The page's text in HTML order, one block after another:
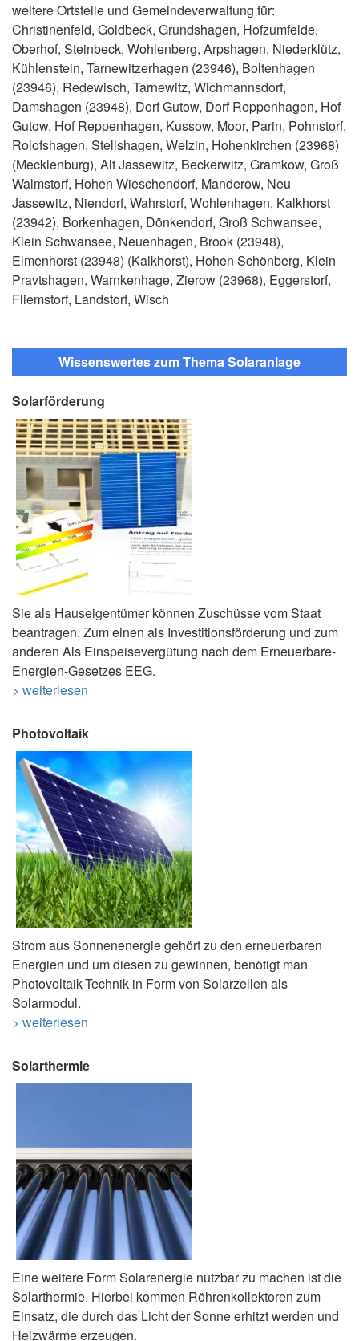
weitere Ortsteile und Gemeindeverwaltung für:
Christinenfeld, Goldbeck, Grundshagen, Hofzumfelde,
Oberhof, Steinbeck, Wohlenberg, Arpshagen, Niederklütz,
Kühlenstein, Tarnewitzerhagen (23946), Boltenhagen
(23946), Redewisch, Tarnewitz, Wichmannsdorf,
Damshagen (23948), Dorf Gutow, Dorf Reppenhagen, Hof
Gutow, Hof Reppenhagen, Kussow, Moor, Parin, Pohnstorf,
Rolofshagen, Stellshagen, Welzin, Hohenkirchen (23968)
(Mecklenburg), Alt Jassewitz, Beckerwitz, Gramkow, Groß
Walmstorf, Hohen Wieschendorf, Manderow, Neu
Jassewitz, Niendorf, Wahrstorf, Wohlenhagen, Kalkhorst
(23942), Borkenhagen, Dönkendorf, Groß Schwansee,
Klein Schwansee, Neuenhagen, Brook (23948),
Elmenhorst (23948) (Kalkhorst), Hohen Schönberg, Klein
Pravtshagen, Warnkenhage, Zierow (23968), Eggerstorf,
Fliemstorf, Landstorf, Wisch
Wissenswertes zum Thema Solaranlage
Solarförderung
Sie als Hauseigentümer können Zuschüsse vom Staat
beantragen. Zum einen als Investitionsförderung und zum
anderen Als Einspeisevergütung nach dem Erneuerbare-
Energien-Gesetzes EEG.
> weiterlesen
Photovoltaik
Strom aus Sonnenenergie gehört zu den erneuerbaren
Energien und um diesen zu gewinnen, benötigt man
Photovoltaik-Technik in Form von Solarzellen als
Solarmodul.
> weiterlesen
Solarthermie
Eine weitere Form Solarenergie nutzbar zu machen ist die
Solarthermie. Hierbei kommen Röhrenkollektoren zum
Einsatz, die durch das Licht der Sonne erhitzt werden und
Heizwärme erzeugen.